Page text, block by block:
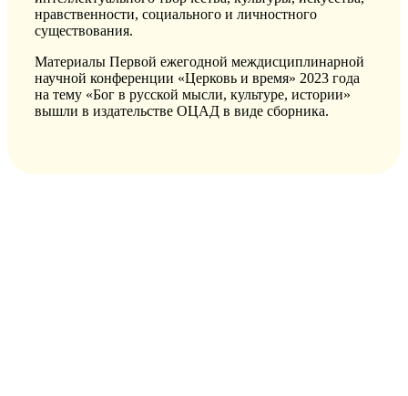
нравственности, социального и личностного
существования.
Материалы Первой ежегодной междисциплинарной
научной конференции «Церковь и время» 2023 года
на тему «Бог в русской мысли, культуре, истории»
вышли в издательстве ОЦАД в виде сборника.